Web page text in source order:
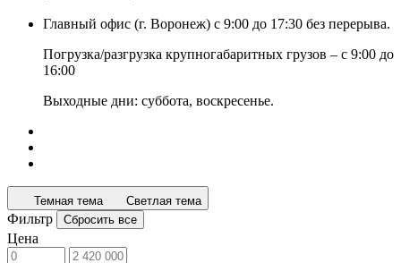
Главный офис (г. Воронеж) с 9:00 до 17:30 без перерыва.
Погрузка/разгрузка крупногабаритных грузов – с 9:00 до
16:00
Выходные дни: суббота, воскресенье.
Темная тема Светлая тема
Фильтр Сбросить все
Цена